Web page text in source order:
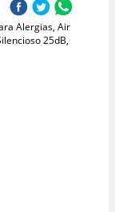
Alergias, Air
25dB,